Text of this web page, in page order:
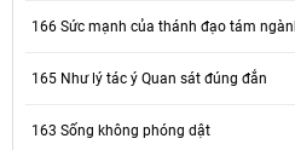
166 Sức mạnh của thánh đạo tám
165 Như lý tác ý Quan sát đúng đắn
163 Sống không phóng dật